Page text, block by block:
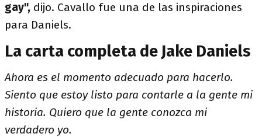
gay", dijo. Cavallo fue una de las inspiraciones
para Daniels.
La carta completa de Jake Daniels
Ahora es el momento adecuado para hacerlo.
Siento que estoy listo para contarle a la gente mi
historia. Quiero que la gente conozca mi
verdadero yo.